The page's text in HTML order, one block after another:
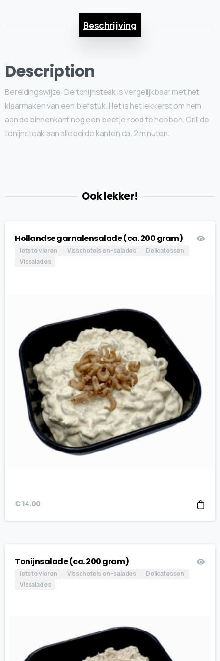
Beschrijving
Description
Bereidingswijze: De tonijnsteak is vergelijkbaar met het
klaarmaken van een biefstuk. Het is het lekkerst om hem
aan de binnenkant nog een beetje rood te hebben. Grill de
tonijnsteak aan allebei de kanten ca. 2 minuten.
Ook lekker!
Hollandse garnalensalade (ca. 200 gram)
Iets te vieren Visschotels en -salades
Delicatessen
Vissalades
€ 14.00
Tonijnsalade (ca. 200 gram)
Iets te vieren Visschotels en -salades
Delicatessen
Vissalades